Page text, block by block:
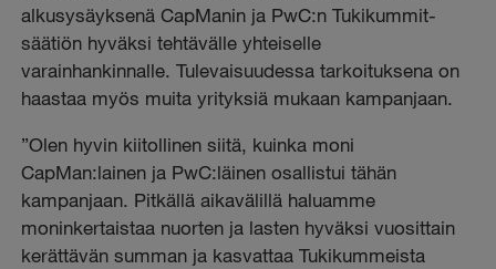
alkusysäyksenä CapManin ja PwC:n Tukikummit-
säätiön hyväksi tehtävälle yhteiselle
varainhankinnalle. Tulevaisuudessa tarkoituksena on
haastaa myös muita yrityksiä mukaan kampanjaan.
”Olen hyvin kiitollinen siitä, kuinka moni
CapMan:lainen ja PwC:läinen osallistui tähän
kampanjaan. Pitkällä aikavälillä haluamme
moninkertaistaa nuorten ja lasten hyväksi vuosittain
kerättävän summan ja kasvattaa Tukikummeista